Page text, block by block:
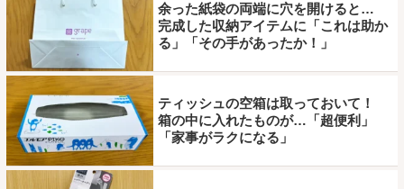
余った紙袋の両端に穴を開けると…
完成した収納アイテムに「これは助か
る」「その手があったか！」
ティッシュの空箱は取っておいて！
箱の中に入れたものが…「超便利」
「家事がラクになる」